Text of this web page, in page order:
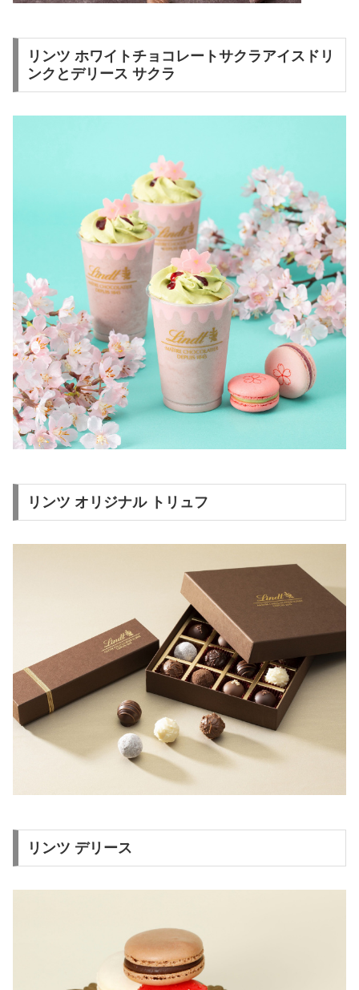
リンツ ホワイトチョコレートサクラアイスドリ
ンクとデリース サクラ
リンツ オリジナル トリュフ
リンツ デリース